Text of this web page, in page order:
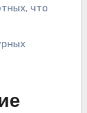
что